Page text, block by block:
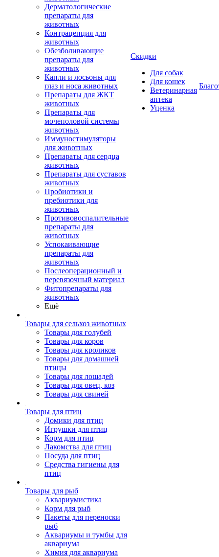
Дерматологические
препараты для
животных
Контрацепция для
животных
Обезболивающие
препараты для
животных
Капли и лосьоны для
глаз и носа животных
Препараты для ЖКТ
животных
Препараты для
мочеполовой системы
животных
Иммуностимуляторы
для животных
Препараты для сердца
животных
Препараты для суставов
животных
Пробиотики и
пребиотики для
животных
Противовоспалительные
препараты для
животных
Успокаивающие
препараты для
животных
Послеоперационный и
перевязочный материал
Фитопрепараты для
животных
Ещё
Товары для сельхоз животных
Товары для голубей
Товары для коров
Товары для кроликов
Товары для домашней
птицы
Товары для лошадей
Товары для овец, коз
Товары для свиней
Товары для птиц
Домики для птиц
Игрушки для птиц
Корм для птиц
Лакомства для птиц
Посуда для птиц
Средства гигиены для
птиц
Товары для рыб
Аквариумистика
Корм для рыб
Пакеты для переноски
рыб
Аквариумы и тумбы для
аквариума
Химия для аквариума
Скидки
Для собак
Для кошек
Ветеринарная
аптека
Уценка